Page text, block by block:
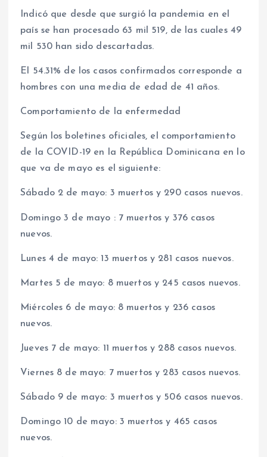
Indicó que desde que surgió la pandemia en el
país se han procesado 63 mil 519, de las cuales 49
mil 530 han sido descartadas.
El 54.31% de los casos confirmados corresponde a
hombres con una media de edad de 41 años.
Comportamiento de la enfermedad
Según los boletines oficiales, el comportamiento
de la COVID-19 en la República Dominicana en lo
que va de mayo es el siguiente:
Sábado 2 de mayo: 3 muertos y 290 casos nuevos.
Domingo 3 de mayo : 7 muertos y 376 casos
nuevos.
Lunes 4 de mayo: 13 muertos y 281 casos nuevos.
Martes 5 de mayo: 8 muertos y 245 casos nuevos.
Miércoles 6 de mayo: 8 muertos y 236 casos
nuevos.
Jueves 7 de mayo: 11 muertos y 288 casos nuevos.
Viernes 8 de mayo: 7 muertos y 283 casos nuevos.
Sábado 9 de mayo: 3 muertos y 506 casos nuevos.
Domingo 10 de mayo: 3 muertos y 465 casos
nuevos.